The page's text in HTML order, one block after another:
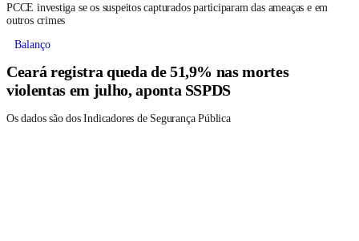
PCCE investiga se os suspeitos capturados participaram das ameaças e em
outros crimes
Balanço
Ceará registra queda de 51,9% nas mortes
violentas em julho, aponta SSPDS
Os dados são dos Indicadores de Segurança Pública